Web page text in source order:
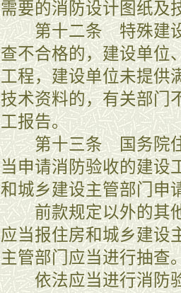
需要的消防设计图纸及
第十二条 特殊建设
查不合格的，建设单位
工程，建设单位未提供
技术资料的，有关部门
工报告。
第十三条 国务院住
当申请消防验收的建设
和城乡建设主管部门申
前款规定以外的其他
应当报住房和城乡建设
主管部门应当进行抽查
依法应当进行消防验